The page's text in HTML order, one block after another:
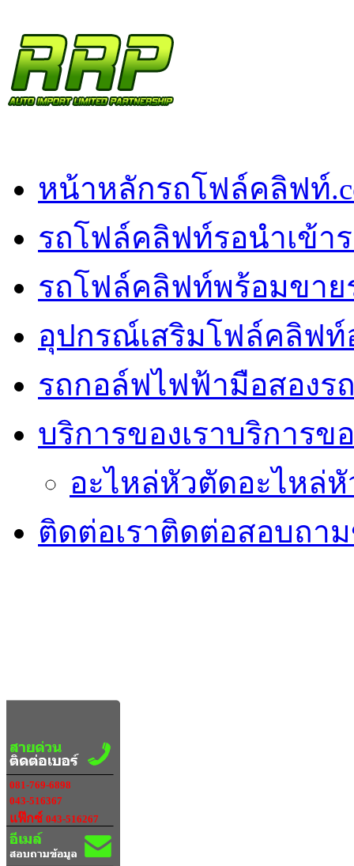
หน้าหลักรถโฟล์คลิฟท์
รถโฟล์คลิฟท์รอนำเข้า
รถโฟล์คลิฟท์พร้อมขาย
อุปกรณ์เสริมโฟล์คลิฟท์
รถกอล์ฟไฟฟ้ามือสองร
บริการของเราบริการข
อะไหล่หัวตัดอะไหล่
ติดต่อเราติดต่อสอบถา
081-769-6898
043-516367
แฟ๊กซ์ 043-516267